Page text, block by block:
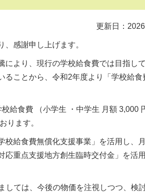
更新日：
感謝申し上げます。
により、現行の学校給食費では目指し
ることから、令和2年度より「学校給食
給食費 （小学生 ・中学生 月額 3,000
ります。
校給食費無償化支援事業」を活用し、
応重点支援地方創生臨時交付金」を活
しては、今後の物価を注視しつつ、検